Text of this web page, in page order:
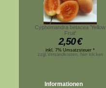
Cyphomandra betacea 'Yellow
Fruit'
2,50€
inkl. 7% Umsatzsteuer *
zzgl.Versandkosten, hier klicken
Informationen